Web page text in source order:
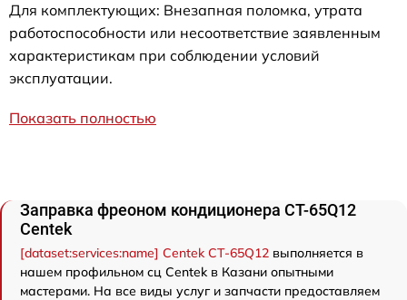
Для комплектующих: Внезапная поломка, утрата
работоспособности или несоответствие заявленным
характеристикам при соблюдении условий
эксплуатации.
Показать полностью
Заправка фреоном кондиционера CT-65Q12
Centek
[dataset:services:name] Centek CT-65Q12 выполняется в
нашем профильном сц Centek в Казани опытными
мастерами. На все виды услуг и запчасти предоставляем